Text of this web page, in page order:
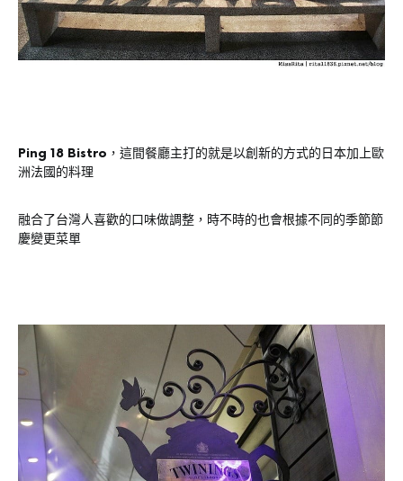
Ping 18 Bistro ，這間餐廳主打的就是以創新的方式的日本加上歐
洲法國的料理
融合了台灣人喜歡的口味做調整，時不時的也會根據不同的季節節
慶變更菜單